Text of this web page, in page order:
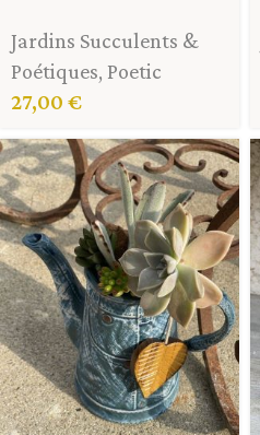
Jardins Succulents &
Poétiques, Poetic
27,00 €